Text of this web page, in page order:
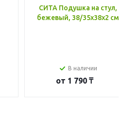
СИТА Подушка на стул,
бежевый, 38/35x38x2 см
В наличии
от 1 790 ₸